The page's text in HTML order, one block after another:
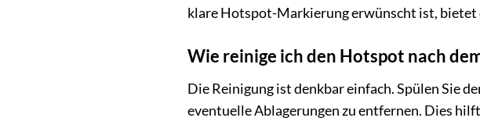
klare Hotspot-Markierung erwünscht ist, bietet
Wie reinige ich den Hotspot nach
Die Reinigung ist denkbar einfach. Spülen Sie
eventuelle Ablagerungen zu entfernen. Dies